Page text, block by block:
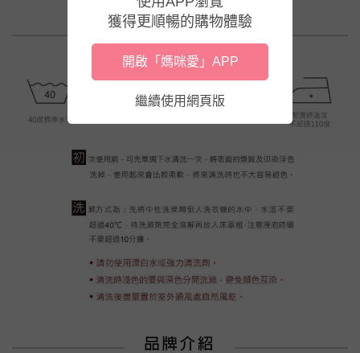
獲得更順暢的購物體驗
開啟「媽咪愛」APP
繼續使用網頁版